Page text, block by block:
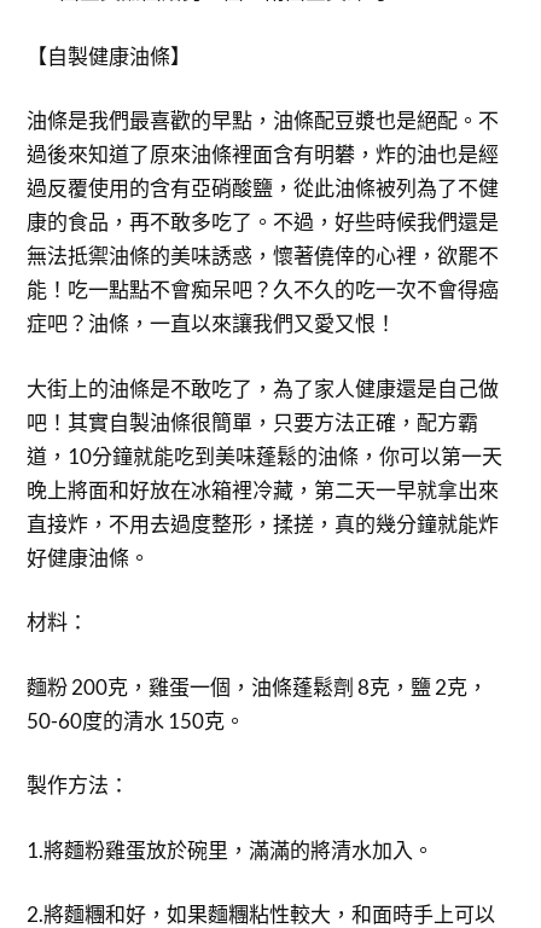
【自製健康油條】
油條是我們最喜歡的早點，油條配豆漿也是絕配。不
過後來知道了原來油條裡面含有明礬，炸的油也是經
過反覆使用的含有亞硝酸鹽，從此油條被列為了不健
康的食品，再不敢多吃了。不過，好些時候我們還是
無法抵禦油條的美味誘惑，懷著僥倖的心裡，欲罷不
能！吃一點點不會痴呆吧？久不久的吃一次不會得癌
症吧？油條，一直以來讓我們又愛又恨！
大街上的油條是不敢吃了，為了家人健康還是自己做
吧！其實自製油條很簡單，只要方法正確，配方霸
道，10分鐘就能吃到美味蓬鬆的油條，你可以第一天
晚上將面和好放在冰箱裡冷藏，第二天一早就拿出來
直接炸，不用去過度整形，揉搓，真的幾分鐘就能炸
好健康油條。
材料：
麵粉 200克，雞蛋一個，油條蓬鬆劑 8克，鹽 2克，
50-60度的清水 150克。
製作方法：
1.將麵粉雞蛋放於碗里，滿滿的將清水加入。
2.將麵糰和好，如果麵糰粘性較大，和面時手上可以